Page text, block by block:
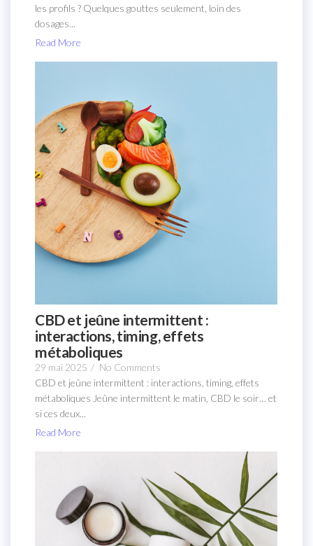
les profils ? Quelques gouttes seulement, loin des
dosages...
Read More
CBD et jeûne intermittent :
interactions, timing, effets
métaboliques
29 mai 2025 / No Comments
CBD et jeûne intermittent : interactions, timing, effets
métaboliques Jeûne intermittent le matin, CBD le soir… et
si ces deux...
Read More